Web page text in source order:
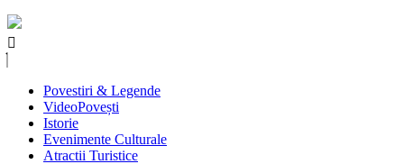
Povestiri & Legende
VideoPovești
Istorie
Evenimente Culturale
Atractii Turistice